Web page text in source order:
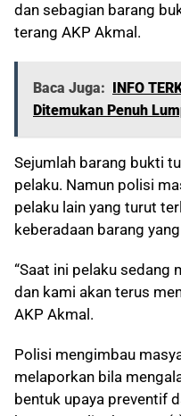
dan sebagian barang
terang AKP Akmal.
Baca Juga: INFO
Ditemukan Penuh
Sejumlah barang bukti
pelaku. Namun polisi
pelaku lain yang turut
keberadaan barang
“Saat ini pelaku sedang
dan kami akan terus
AKP Akmal.
Polisi mengimbau
melaporkan bila
bentuk upaya preventif